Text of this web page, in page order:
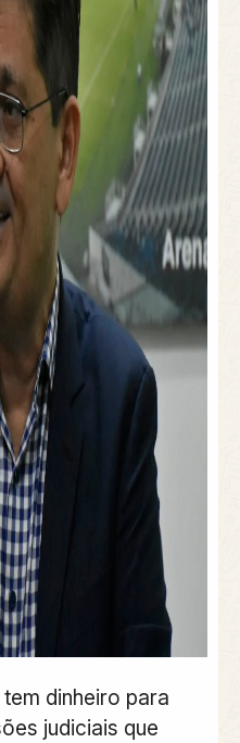
dinheiro para
judiciais que